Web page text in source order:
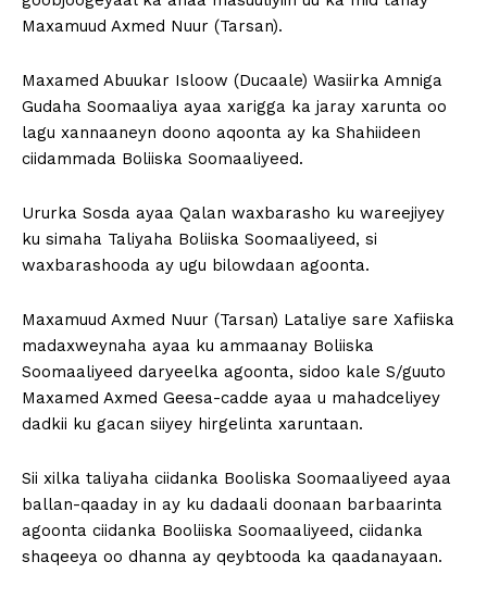
Maxamuud Axmed Nuur (Tarsan).
Maxamed Abuukar Isloow (Ducaale) Wasiirka Amniga
Gudaha Soomaaliya ayaa xarigga ka jaray xarunta oo
lagu xannaaneyn doono aqoonta ay ka Shahiideen
ciidammada Boliiska Soomaaliyeed.
Ururka Sosda ayaa Qalan waxbarasho ku wareejiyey
ku simaha Taliyaha Boliiska Soomaaliyeed, si
waxbarashooda ay ugu bilowdaan agoonta.
Maxamuud Axmed Nuur (Tarsan) Lataliye sare Xafiiska
madaxweynaha ayaa ku ammaanay Boliiska
Soomaaliyeed daryeelka agoonta, sidoo kale S/guuto
Maxamed Axmed Geesa-cadde ayaa u mahadceliyey
dadkii ku gacan siiyey hirgelinta xaruntaan.
Sii xilka taliyaha ciidanka Booliska Soomaaliyeed ayaa
ballan-qaaday in ay ku dadaali doonaan barbaarinta
agoonta ciidanka Booliiska Soomaaliyeed, ciidanka
shaqeeya oo dhanna ay qeybtooda ka qaadanayaan.